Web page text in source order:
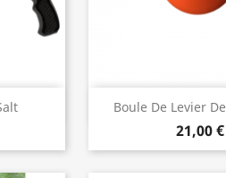
Boule De Levier
21,00 €
 Vista